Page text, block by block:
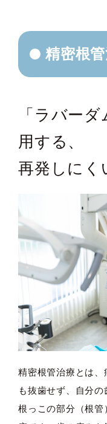
精密根
「ラバー
用する、
再発しにく
精密根管治療とは
も抜歯せず、自分
根っこの部分（根